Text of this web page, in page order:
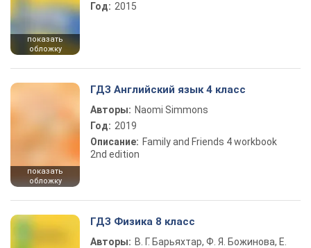
показать
обложку
Год: 2015
показать
обложку
ГДЗ Английский язык 4 класс
Авторы: Naomi Simmons
Год: 2019
Описание: Family and Friends 4 workbook
2nd edition
ГДЗ Физика 8 класс
Авторы: В. Г. Барьяхтар, Ф. Я. Божинова, Е.